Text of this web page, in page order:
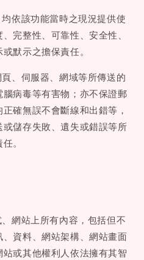
依該功能當時之現況提供使
完整性、可靠性、安全性、
默示之擔保責任。
、伺服器、網域等所傳送的
病毒等有害物；亦不保證郵
確無誤不會斷線和出錯等，
儲存失敗、遺失或錯誤等所
。
網站上所有內容，包括但不
資料、網站架構、網站畫面
或其他權利人依法擁有其智